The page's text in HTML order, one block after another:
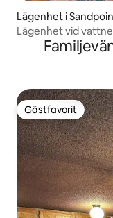
Lägenhet i
Lägenhet vid
centrum
Gästfavorit
Gästfavorit